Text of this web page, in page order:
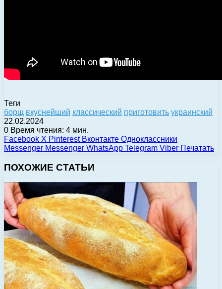
Теги
борщ вкуснейший классический приготовить украинский
22.02.2024
0 Время чтения: 4 мин.
Facebook X Pinterest Вконтакте Одноклассники
Messenger Messenger WhatsApp Telegram Viber Печатать
ПОХОЖИЕ СТАТЬИ